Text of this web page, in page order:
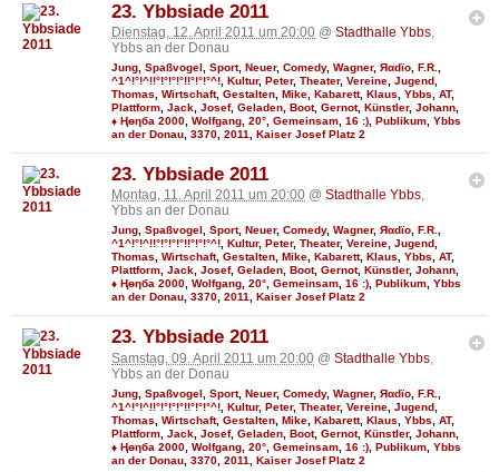
23. Ybbsiade 2011
Dienstag, 12. April 2011 um 20:00 @ Stadthalle Ybbs,
Ybbs an der Donau
Jung Spaßvogel Sport, Neuer, Comedy, Wagner, Яαdϊo F.R.
^1^!°!^!!°!°!°!°!!°!°!°^! Kultur, Peter, Theater, Vereine Jugend
Thomas
Wirtschaft, Gestalten Mike Kabarett, Klaus Ybbs AT,
Plattform Jack Josef, Geladen Boot, Gernot, Künstler, Johann
♦ Ңөηба 2000 Wolfgang 20° Gemeinsam 16 :) Publikum Ybbs
an der Donau 3370 2011 Kaiser Josef Platz 2
23. Ybbsiade 2011
Montag, 11. April 2011 um 20:00 @ Stadthalle Ybbs,
Ybbs an der Donau
Jung, Spaßvogel, Sport, Neuer, Comedy, Wagner, Яαdϊo, F.R.,
^1^!°!^!!°!°!°!°!!°!°!°^!, Kultur, Peter, Theater, Vereine, Jugend,
Thomas, Wirtschaft, Gestalten, Mike, Kabarett, Klaus, Ybbs, AT,
Plattform, Jack, Josef, Geladen, Boot, Gernot, Künstler, Johann,
♦ Ңөηба 2000, Wolfgang, 20°, Gemeinsam, 16 :), Publikum, Ybbs
an der Donau, 3370, 2011, Kaiser Josef Platz 2
23. Ybbsiade 2011
Samstag, 09. April 2011 um 20:00 @ Stadthalle Ybbs
Ybbs an der Donau
Jung Spaßvogel Sport, Neuer, Comedy, Wagner, Яαdϊo F.R.
^1^!°!^!!°!°!°!°!!°!°!°^! Kultur, Peter, Theater, Vereine Jugend
Thomas
Wirtschaft, Gestalten Mike Kabarett, Klaus Ybbs AT,
Plattform Jack Josef, Geladen Boot, Gernot, Künstler, Johann
♦ Ңөηба 2000 Wolfgang 20° Gemeinsam 16 :) Publikum Ybbs
an der Donau 3370 2011 Kaiser Josef Platz 2